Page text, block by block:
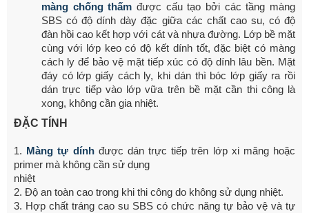
màng chống thấm được cấu tạo bởi các tầng màng
SBS có độ dính dày đặc giữa các chất cao su, có độ
đàn hồi cao kết hợp với cát và nhựa đường. Lớp bề mặt
cùng với lớp keo có độ kết dính tốt, đặc biệt có màng
cách ly để bảo vệ mặt tiếp xúc có độ dính lâu bền. Mặt
đáy có lớp giấy cách ly, khi dán thì bóc lớp giấy ra rồi
dán trực tiếp vào lớp vữa trên bề mặt cần thi công là
xong, không cần gia nhiệt.
ĐẶC TÍNH
1. Màng tự dínhđược dán trực tiếp trên lớp xi măng hoặc
primer mà không cần sử dụng
nhiệt
2. Độ an toàn cao trong khi thi công do không sử dụng nhiệt.
3. Hợp chất tráng cao su SBS có chức năng tự bảo vệ và tự